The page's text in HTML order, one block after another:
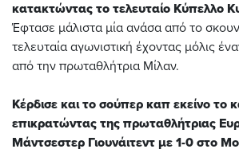
κατακτώντας το τελευταίο Κύπελλο
Έφτασε μάλιστα μία ανάσα από το
τελευταία αγωνιστική έχοντας μόλις
από την πρωταθλήτρια Μίλαν.
Κέρδισε και το σούπερ καπ εκείνο το
επικρατώντας της πρωταθλήτριας
Μάντσεστερ Γιουνάιτεντ με 1-0 στο